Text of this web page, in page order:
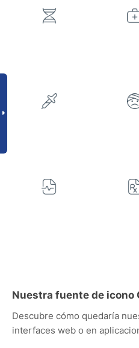
Nuestra fuente de icono
Descubre cómo quedaría
interfaces web o en